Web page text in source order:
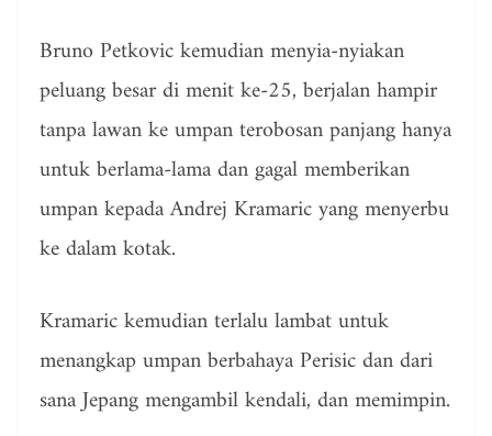
Bruno Petkovic kemudian menyia-nyiakan
peluang besar di menit ke-25, berjalan hampir
tanpa lawan ke umpan terobosan panjang hanya
untuk berlama-lama dan gagal memberikan
umpan kepada Andrej Kramaric yang menyerbu
ke dalam kotak.
Kramaric kemudian terlalu lambat untuk
menangkap umpan berbahaya Perisic dan dari
sana Jepang mengambil kendali, dan memimpin.